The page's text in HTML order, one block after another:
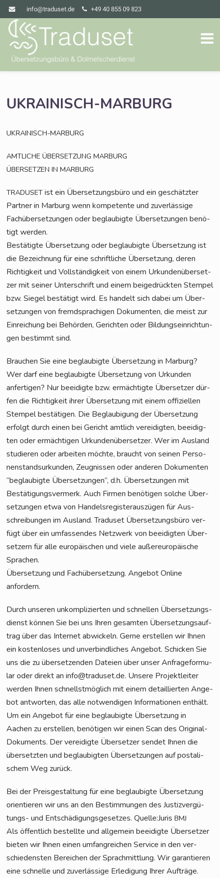
info@traduset.de +49 40 855 09 823
UKRAINISCH-MARBURG
UKRAINISCH-MARBURG
AMTLICHE ÜBERSETZUNG MARBURG
ÜBERSETZEN IN MARBURG
TRADUSET ist ein Über­set­zungs­bü­ro und ein geschätz­ter
Part­ner in Mar­burg wenn kom­pe­ten­te und zuver­läs­si­ge
Fach­über­set­zun­gen oder beglau­big­te Über­set­zun­gen benö­
tigt werden.
Bestä­tig­te Über­set­zung oder beglau­big­te Über­set­zung ist
die Bezeich­nung für eine schrift­li­che Über­set­zung, deren
Rich­tig­keit und Voll­stän­dig­keit von einem Urkun­den­über­set­
zer mit sei­ner Unter­schrift und einem bei­gedrück­ten Stem­pel
bzw. Sie­gel bestä­tigt wird. Es han­delt sich dabei um Über­
set­zun­gen von fremd­spra­chi­gen Doku­men­ten, die meist zur
Ein­rei­chung bei Behör­den, Gerich­ten oder Bil­dungs­ein­rich­tun­
gen bestimmt sind.
Brau­chen Sie eine beglau­big­te Über­set­zung in Mar­burg?
Wer darf eine beglau­big­te Über­set­zung von Urkun­den
anfer­ti­gen? Nur beei­dig­te bzw. ermäch­tig­te Über­set­zer dür­
fen die Rich­tig­keit ihrer Über­set­zung mit einem offi­zi­el­len
Stem­pel bestä­ti­gen. Die Beglau­bi­gung der Über­set­zung
erfolgt durch einen bei Gericht amt­lich ver­ei­dig­ten, beei­dig­
ten oder ermäch­ti­gen Urkun­den­über­set­zer. Wer im Aus­land
stu­die­ren oder arbei­ten möch­te, braucht von sei­nen Per­so­
nen­stand­sur­kun­den, Zeug­nis­sen oder ande­ren Doku­men­ten
“beglau­big­te Über­set­zun­gen”, d.h. Über­set­zun­gen mit
Bestä­ti­gungs­ver­merk. Auch Fir­men benö­ti­gen sol­che Über­
set­zun­gen etwa von Han­dels­re­gis­ter­aus­zü­gen für Aus­
schrei­bun­gen im Aus­land. Tra­du­set Über­set­zungs­bü­ro ver­
fügt über ein umfas­sen­des Netz­werk von beei­dig­ten Über­
set­zern für alle euro­päi­schen und vie­le außer­eu­ro­päi­sche
Sprachen.
Über­set­zung und Fach­über­set­zung. Ange­bot Online
anfordern.
Durch unse­ren unkom­pli­zier­ten und schnel­len Über­set­zungs­
dienst kön­nen Sie bei uns Ihren gesam­ten Über­set­zungs­auf­
trag über das Inter­net abwi­ckeln. Ger­ne erstel­len wir Ihnen
ein kos­ten­lo­ses und unver­bind­li­ches Ange­bot. Schi­cken Sie
uns die zu über­set­zen­den Datei­en über unser Anfra­ge­for­mu­
lar oder direkt an info@traduset.de. Unse­re Pro­jekt­lei­ter
wer­den Ihnen schnellst­mög­lich mit einem detail­lier­ten Ange­
bot ant­wor­ten, das alle not­wen­di­gen Infor­ma­tio­nen ent­hält.
Um ein Ange­bot für eine beglau­big­te Über­set­zung in
Aachen zu erstel­len, benö­ti­gen wir einen Scan des Ori­gi­nal-
Doku­ments. Der ver­ei­dig­te Über­set­zer sen­det Ihnen die
über­setz­ten und beglau­big­ten Über­set­zun­gen auf pos­ta­li­
schem Weg zurück.
Bei der Preis­ge­stal­tung für eine beglau­big­te Über­set­zung
ori­en­tie­ren wir uns an den Bestim­mun­gen des Jus­tiz­ver­gü­
tungs- und Ent­schä­di­gungs­ge­set­zes. Quelle:JurisBMJ
Als öffent­lich bestell­te und all­ge­mein beei­dig­te Über­set­zer
bie­ten wir Ihnen einen umfang­rei­chen Ser­vice in den ver­
schie­dens­ten Berei­chen der Sprach­mitt­lung. Wir garan­tie­ren
eine schnel­le und zuver­läs­si­ge Erle­di­gung Ihrer Auf­trä­ge.